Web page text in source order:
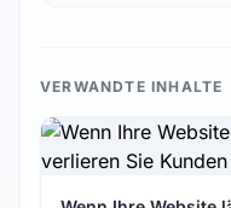
VERWANDTE INHALTE